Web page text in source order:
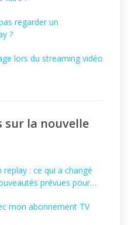
regarder un
?
lors du streaming vidéo
sur la nouvelle
replay : ce qui a changé
prévues pour
mon abonnement TV